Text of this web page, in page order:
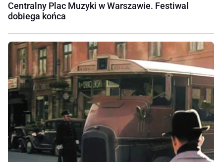
Centralny Plac Muzyki w Warszawie. Festiwal
dobiega końca